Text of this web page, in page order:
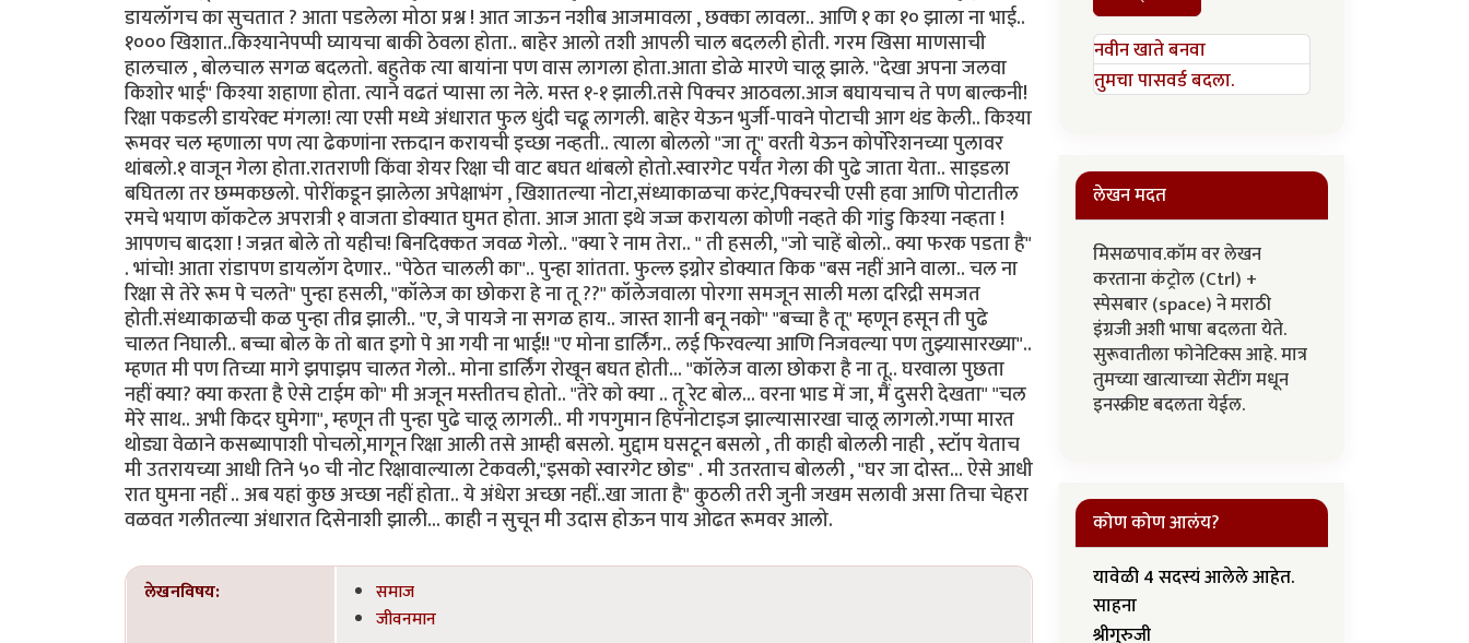
डायलॉगच का सुचतात ? आता पडलेला मोठा प्रश्न ! आत जाऊन नशीब आजमावला , छक्का लावला.. आणि १ का १० झाला ना भाई..
१००० खिशात..किश्यानेपप्पी घ्यायचा बाकी ठेवला होता.. बाहेर आलो तशी आपली चाल बदलली होती. गरम खिसा माणसाची
हालचाल , बोलचाल सगळ बदलतो. बहुतेक त्या बायांना पण वास लागला होता.आता डोळे मारणे चालू झाले. "देखा अपना जलवा
किशोर भाई" किश्या शहाणा होता. त्याने वढतं प्यासा ला नेले. मस्त १-१ झाली.तसे पिक्चर आठवला.आज बघायचाच ते पण बाल्कनी!
रिक्षा पकडली डायरेक्ट मंगला! त्या एसी मध्ये अंधारात फुल धुंदी चढू लागली. बाहेर येऊन भुर्जी-पावने पोटाची आग थंड केली.. किश्या
रूमवर चल म्हणाला पण त्या ढेकणांना रक्तदान करायची इच्छा नव्हती.. त्याला बोललो "जा तू" वरती येऊन कोर्पोरेशनच्या पुलावर
थांबलो.१ वाजून गेला होता.रातराणी किंवा शेयर रिक्षा ची वाट बघत थांबलो होतो.स्वारगेट पर्यंत गेला की पुढे जाता येता.. साइडला
बघितला तर छम्मकछलो. पोरींकडून झालेला अपेक्षाभंग , खिशातल्या नोटा,संध्याकाळचा करंट,पिक्चरची एसी हवा आणि पोटातील
रमचे भयाण कॉकटेल अपरात्री १ वाजता डोक्यात घुमत होता. आज आता इथे जज्ज करायला कोणी नव्हते की गांडु किश्या नव्हता !
आपणच बादशा ! जन्नत बोले तो यहीच! बिनदिक्कत जवळ गेलो.. "क्या रे नाम तेरा.. " ती हसली, "जो चाहें बोलो.. क्या फरक पडता है"
. भांचो! आता रांडापण डायलॉग देणार.. "पेठेत चालली का".. पुन्हा शांतता. फुल्ल इग्नोर डोक्यात किक "बस नहीं आने वाला.. चल ना
रिक्षा से तेरे रूम पे चलते" पुन्हा हसली, "कॉलेज का छोकरा हे ना तू ??" कॉलेजवाला पोरगा समजून साली मला दरिद्री समजत
होती.संध्याकाळची कळ पुन्हा तीव्र झाली.. "ए, जे पायजे ना सगळ हाय.. जास्त शानी बनू नको" "बच्चा है तू" म्हणून हसून ती पुढे
चालत निघाली.. बच्चा बोल के तो बात इगो पे आ गयी ना भाई!! "ए मोना डार्लिंग.. लई फिरवल्या आणि निजवल्या पण तुझ्यासारख्या"..
म्हणत मी पण तिच्या मागे झपाझप चालत गेलो.. मोना डार्लिंग रोखून बघत होती... "कॉलेज वाला छोकरा है ना तू.. घरवाला पुछता
नहीं क्या? क्या करता है ऐसे टाईम को" मी अजून मस्तीतच होतो.. "तेरे को क्या .. तू रेट बोल... वरना भाड में जा, मैं दुसरी देखता" "चल
मेरे साथ.. अभी किदर घुमेगा", म्हणून ती पुन्हा पुढे चालू लागली.. मी गपगुमान हिपॅनोटाइज झाल्यासारखा चालू लागलो.गप्पा मारत
थोड्या वेळाने कसब्यापाशी पोचलो,मागून रिक्षा आली तसे आम्ही बसलो. मुद्दाम घसटून बसलो , ती काही बोलली नाही , स्टॉप येताच
मी उतरायच्या आधी तिने ५० ची नोट रिक्षावाल्याला टेकवली,"इसको स्वारगेट छोड" . मी उतरताच बोलली , "घर जा दोस्त... ऐसे आधी
रात घुमना नहीं .. अब यहां कुछ अच्छा नहीं होता.. ये अंधेरा अच्छा नहीं..खा जाता है" कुठली तरी जुनी जखम सलावी असा तिचा चेहरा
वळवत गलीतल्या अंधारात दिसेनाशी झाली... काही न सुचून मी उदास होऊन पाय ओढत रूमवर आलो.
लेखनविषय:
समाज
जीवनमान
नवीन खाते बनवा
तुमचा पासवर्ड बदला.
लेखन मदत
मिसळपाव.कॉम वर लेखन
करताना कंट्रोल (Ctrl) +
स्पेसबार (space) ने मराठी
इंग्रजी अशी भाषा बदलता येते.
सुरूवातीला फोनेटिक्स आहे. मात्र
तुमच्या खात्याच्या सेटींग मधून
इनस्क्रीप्ट बदलता येईल.
कोण कोण आलंय?
यावेळी 4 सदस्यं आलेले आहेत.
साहना
श्रीगुरुजी